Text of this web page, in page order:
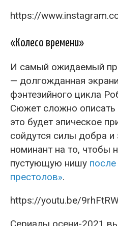
https://
«Колесо времени»
И самый ожидаемый
— долгожданная
фэнтезийного цикла
Сюжет сложно
это будет эпическое
сойдутся силы добра и
номинант на то, чтобы
пустующую нишу
престолов».
https://youtu.be/
Сериалы осени-2021